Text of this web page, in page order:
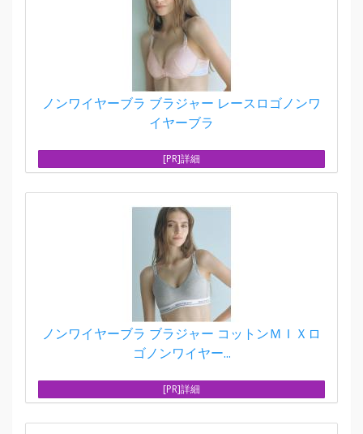
ノンワイヤーブラ ブラジャー レースロゴノンワ
イヤーブラ
[PR]詳細
ノンワイヤーブラ ブラジャー コットンＭＩＸロ
ゴノンワイヤー...
[PR]詳細